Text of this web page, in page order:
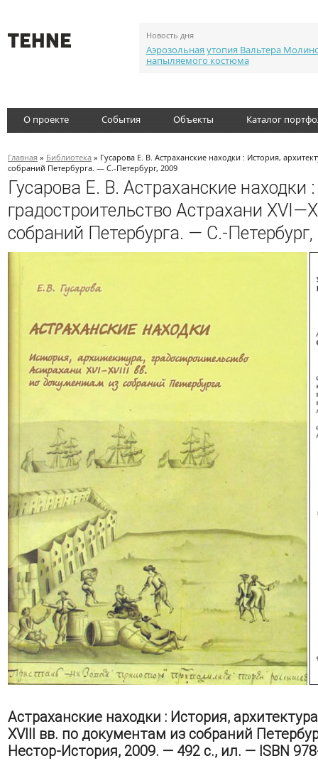
Новость дня
Аэрозольная утопия Вальтера
напыляемого костюма
О проекте События Объекты Каталог
Главная » Библиотека » Гусарова Е. В. Астраханские находки : История,
собраний Петербурга. — С.-Петербург, 2009
Гусарова Е. В. Астраханские находки
градостроительство Астрахани
собраний Петербурга. — С.-
Астраханские находки : История,
XVIII вв. по документам из собраний
Нестор-История, 2009. — 492 с., ил. — ISBN